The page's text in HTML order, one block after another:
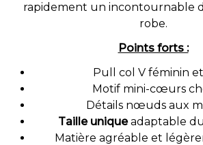
rapidement un incontournable
robe.
Points forts :
Pull col V féminin
Motif mini-cœurs
Détails nœuds aux
Taille uniqueadaptable
Matière agréable et